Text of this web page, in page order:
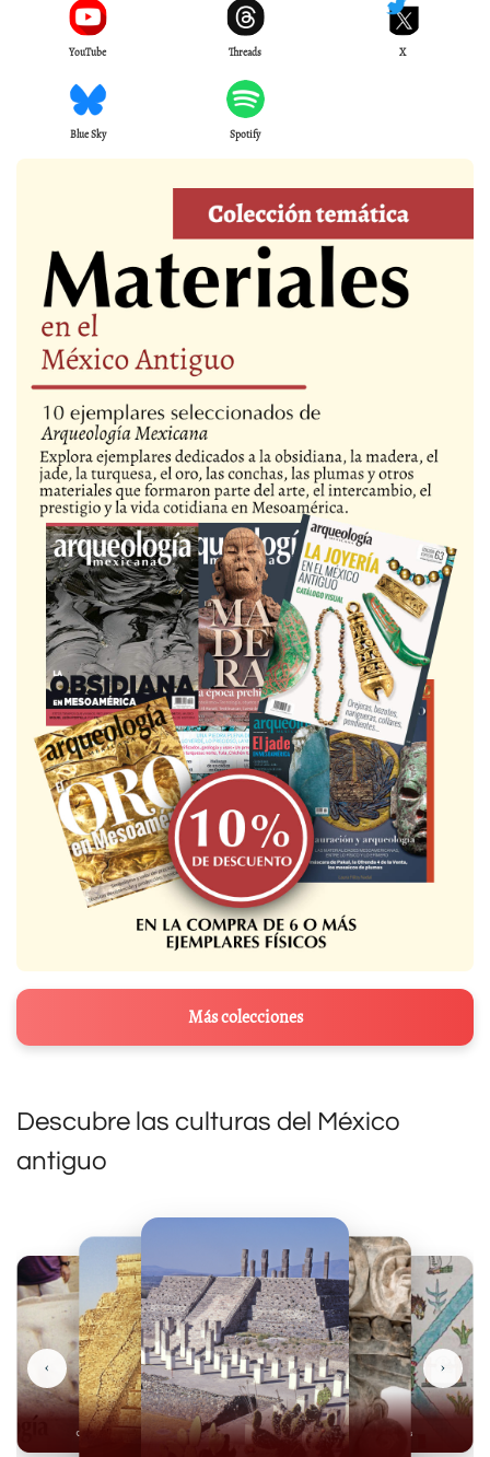
YouTube Threads X
Blue Sky Spotify
Más colecciones
Descubre las culturas del México
antiguo
Mexicas
Olmecas
‹ ›